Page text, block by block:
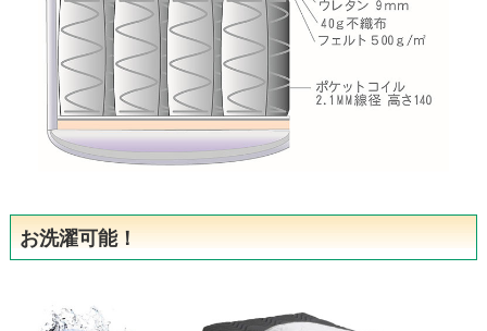
お洗濯可能！